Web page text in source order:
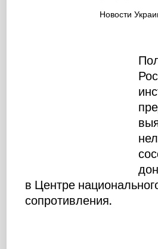
Новости
в Центре
сопротивления.